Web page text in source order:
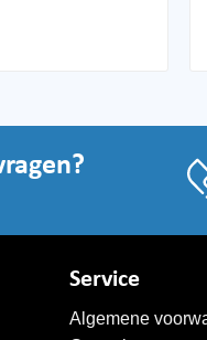
Service
Algemene